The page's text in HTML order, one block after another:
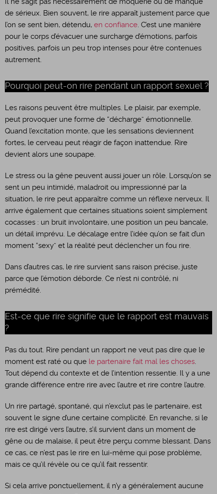
Il ne s’agit pas nécessairement de moquerie ou de manque
de sérieux. Bien souvent, le rire apparaît justement parce que
l’on se sent bien, détendu, en confiance . C’est une manière
pour le corps d’évacuer une surcharge d’émotions, parfois
positives, parfois un peu trop intenses pour être contenues
autrement.
Pourquoi peut-on rire pendant un rapport sexuel ?
Les raisons peuvent être multiples. Le plaisir, par exemple,
peut provoquer une forme de “décharge” émotionnelle.
Quand l’excitation monte, que les sensations deviennent
fortes, le cerveau peut réagir de façon inattendue. Rire
devient alors une soupape.
Le stress ou la gêne peuvent aussi jouer un rôle. Lorsqu’on se
sent un peu intimidé, maladroit ou impressionné par la
situation, le rire peut apparaître comme un réflexe nerveux. Il
arrive également que certaines situations soient simplement
cocasses : un bruit involontaire, une position un peu bancale,
un détail imprévu. Le décalage entre l’idée qu’on se fait d’un
moment “sexy” et la réalité peut déclencher un fou rire.
Dans d’autres cas, le rire survient sans raison précise, juste
parce que l’émotion déborde. Ce n’est ni contrôlé, ni
prémédité.
Est-ce que rire signifie que le rapport est mauvais
?
Pas du tout. Rire pendant un rapport ne veut pas dire que le
moment est raté ou que le partenaire fait mal les choses
Tout dépend du contexte et de l’intention ressentie. Il y a une
grande différence entre rire avec l’autre et rire contre l’autre.
Un rire partagé, spontané, qui n’exclut pas le partenaire, est
souvent le signe d’une certaine complicité. En revanche, si le
rire est dirigé vers l’autre, s’il survient dans un moment de
gêne ou de malaise, il peut être perçu comme blessant. Dans
ce cas, ce n’est pas le rire en lui-même qui pose problème,
mais ce qu’il révèle ou ce qu’il fait ressentir.
Si cela arrive ponctuellement, il n’y a généralement aucune